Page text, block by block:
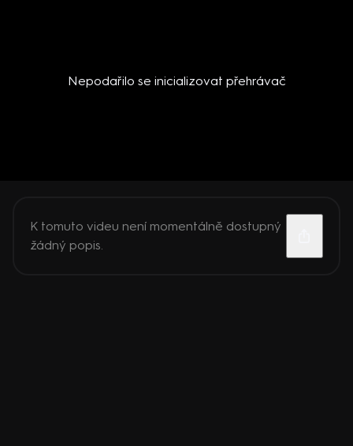
Nepodařilo se inicializovat přehrávač
K tomuto videu není momentálně dostupný
žádný popis.